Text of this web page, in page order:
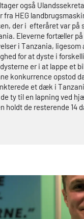
også
fra HEG
der i efteråret var på
Eleverne fortæller
i Tanzania, ligesom
for at dyste i
er i at lappe et
konkurrence opstod
et dæk i
ty til en lapning ved
holdt de resterende 14